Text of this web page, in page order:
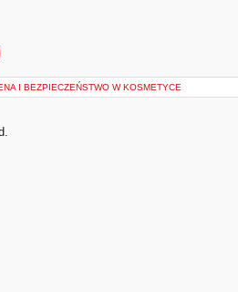
I BEZPIECZEŃSTWO W KOSMETYCE